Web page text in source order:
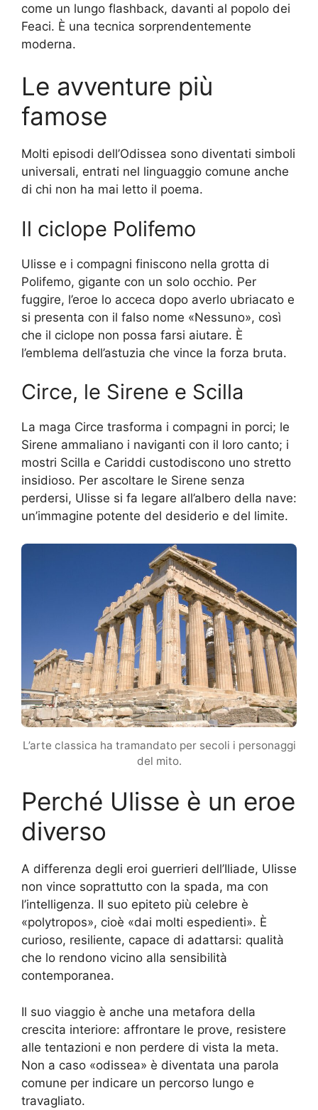
come un lungo flashback, davanti al popolo dei
Feaci. È una tecnica sorprendentemente
moderna.
Le avventure più
famose
Molti episodi dell’Odissea sono diventati simboli
universali, entrati nel linguaggio comune anche
di chi non ha mai letto il poema.
Il ciclope Polifemo
Ulisse e i compagni finiscono nella grotta di
Polifemo, gigante con un solo occhio. Per
fuggire, l’eroe lo acceca dopo averlo ubriacato e
si presenta con il falso nome «Nessuno», così
che il ciclope non possa farsi aiutare. È
l’emblema dell’astuzia che vince la forza bruta.
Circe, le Sirene e Scilla
La maga Circe trasforma i compagni in porci; le
Sirene ammaliano i naviganti con il loro canto; i
mostri Scilla e Cariddi custodiscono uno stretto
insidioso. Per ascoltare le Sirene senza
perdersi, Ulisse si fa legare all’albero della nave:
un’immagine potente del desiderio e del limite.
L’arte classica ha tramandato per secoli i personaggi
del mito.
Perché Ulisse è un eroe
diverso
A differenza degli eroi guerrieri dell’Iliade, Ulisse
non vince soprattutto con la spada, ma con
l’intelligenza. Il suo epiteto più celebre è
«polytropos», cioè «dai molti espedienti». È
curioso, resiliente, capace di adattarsi: qualità
che lo rendono vicino alla sensibilità
contemporanea.
Il suo viaggio è anche una metafora della
crescita interiore: affrontare le prove, resistere
alle tentazioni e non perdere di vista la meta.
Non a caso «odissea» è diventata una parola
comune per indicare un percorso lungo e
travagliato.